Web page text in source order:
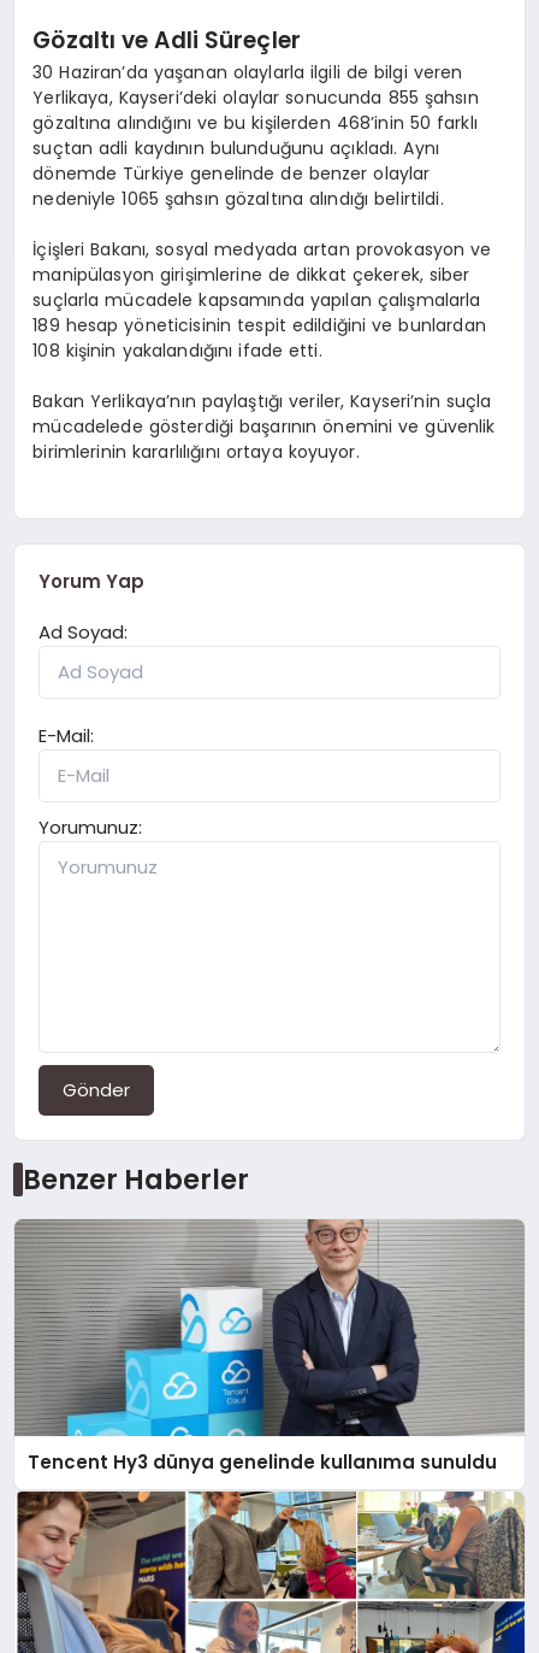
Gözaltı ve Adli Süreçler
30 Haziran’da yaşanan olaylarla ilgili de bilgi veren
Yerlikaya, Kayseri’deki olaylar sonucunda 855 şahsın
gözaltına alındığını ve bu kişilerden 468’inin 50 farklı
suçtan adli kaydının bulunduğunu açıkladı. Aynı
dönemde Türkiye genelinde de benzer olaylar
nedeniyle 1065 şahsın gözaltına alındığı belirtildi.
İçişleri Bakanı, sosyal medyada artan provokasyon ve
manipülasyon girişimlerine de dikkat çekerek, siber
suçlarla mücadele kapsamında yapılan çalışmalarla
189 hesap yöneticisinin tespit edildiğini ve bunlardan
108 kişinin yakalandığını ifade etti.
Bakan Yerlikaya’nın paylaştığı veriler, Kayseri’nin suçla
mücadelede gösterdiği başarının önemini ve güvenlik
birimlerinin kararlılığını ortaya koyuyor.
Yorum Yap
Ad Soyad:
E-Mail:
Yorumunuz:
Gönder
Benzer Haberler
Tencent Hy3 dünya genelinde kullanıma sunuldu